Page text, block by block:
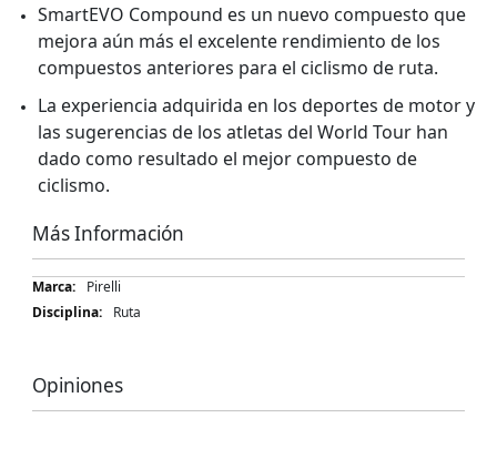
SmartEVO Compound es un nuevo compuesto que
mejora aún más el excelente rendimiento de los
compuestos anteriores para el ciclismo de ruta.
La experiencia adquirida en los deportes de motor y
las sugerencias de los atletas del World Tour han
dado como resultado el mejor compuesto de
ciclismo.
Más Información
Más
Información
Pirelli
Ruta
Opiniones